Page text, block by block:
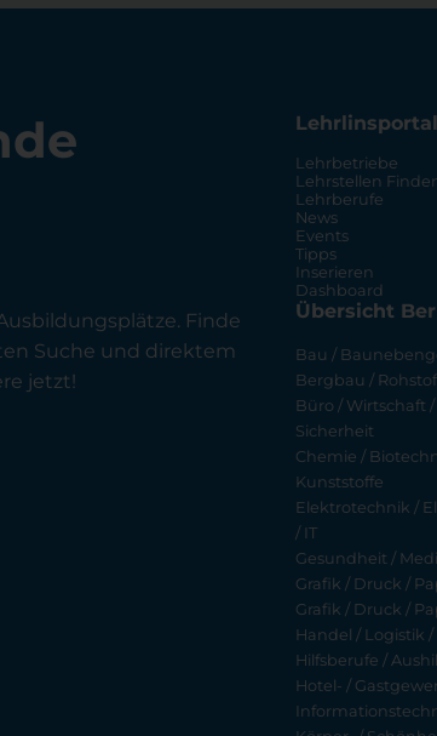
Finde
Suche und direktem
jetzt!
Lehrbetriebe
Lehrstellen
Lehrberufe
News
Events
Tipps
Inserieren
Dashboard
Übersicht
Bau /
Bergbau /
Büro / Wirtschaft
Sicherheit
Chemie /
Kunststoffe
Elektrotechnik /
/ IT
Gesundheit /
Grafik / Druck /
Grafik / Druck /
Handel / Logistik
Hilfsberufe /
Hotel- /